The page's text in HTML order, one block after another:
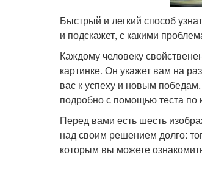
Быстрый и легкий способ
и подскажет, с какими
Каждому человеку
картинке. Он укажет вам на
вас к успеху и новым
подробно с помощью теста по
Перед вами есть шесть
над своим решением долго:
которым вы можете